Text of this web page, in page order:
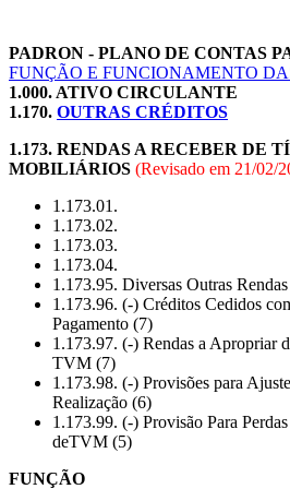
PADRON - PLANO DE CONTAS
FUNÇÃO E FUNCIONAMENTO
1.000. ATIVO CIRCULANTE
1.170. OUTRAS CRÉDITOS
1.173. RENDAS A RECEBER DE
MOBILIÁRIOS (Revisado em 21/02/
1.173.01.
1.173.02.
1.173.03.
1.173.04.
1.173.95. Diversas Outras
1.173.96. (-) Créditos Cedidos
Pagamento (7)
1.173.97. (-) Rendas a Apropriar
TVM (7)
1.173.98. (-) Provisões para
Realização (6)
1.173.99. (-) Provisão Para
deTVM (5)
FUNÇÃO